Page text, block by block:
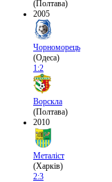
(Полтава)
2005
Чорноморець
(Одеса)
1:2
Ворскла
(Полтава)
2010
Металіст
(Харків)
2:3